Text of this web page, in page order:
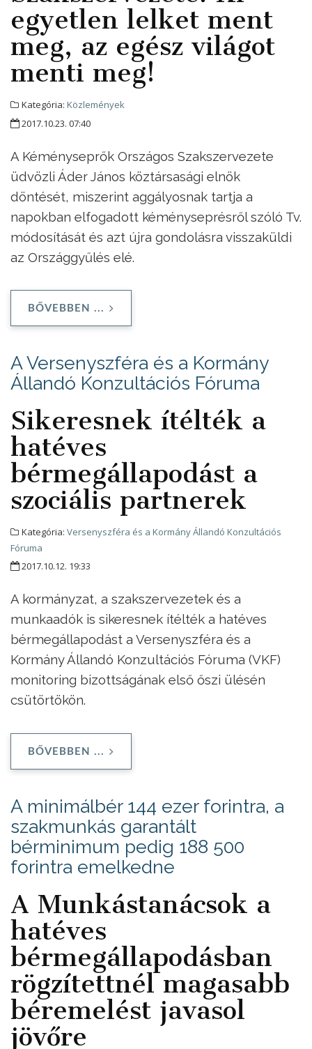
egyetlen lelket ment
meg, az egész világot
menti meg!
Kategória: Közlemények
2017.10.23. 07:40
A Kéményseprők Országos Szakszervezete
üdvözli Áder János köztársasági elnök
döntését, miszerint aggályosnak tartja a
napokban elfogadott kéményseprésről szóló Tv.
módosítását és azt újra gondolásra visszaküldi
az Országgyűlés elé.
BŐVEBBEN ...
A Versenyszféra és a Kormány
Állandó Konzultációs Fóruma
Sikeresnek ítélték a
hatéves
bérmegállapodást a
szociális partnerek
Kategória: Versenyszféra és a Kormány Állandó Konzultációs
Fóruma
2017.10.12. 19:33
A kormányzat, a szakszervezetek és a
munkaadók is sikeresnek ítélték a hatéves
bérmegállapodást a Versenyszféra és a
Kormány Állandó Konzultációs Fóruma (VKF)
monitoring bizottságának első őszi ülésén
csütörtökön.
BŐVEBBEN ...
A minimálbér 144 ezer forintra, a
szakmunkás garantált
bérminimum pedig 188 500
forintra emelkedne
A Munkástanácsok a
hatéves
bérmegállapodásban
rögzítettnél magasabb
béremelést javasol
jövőre